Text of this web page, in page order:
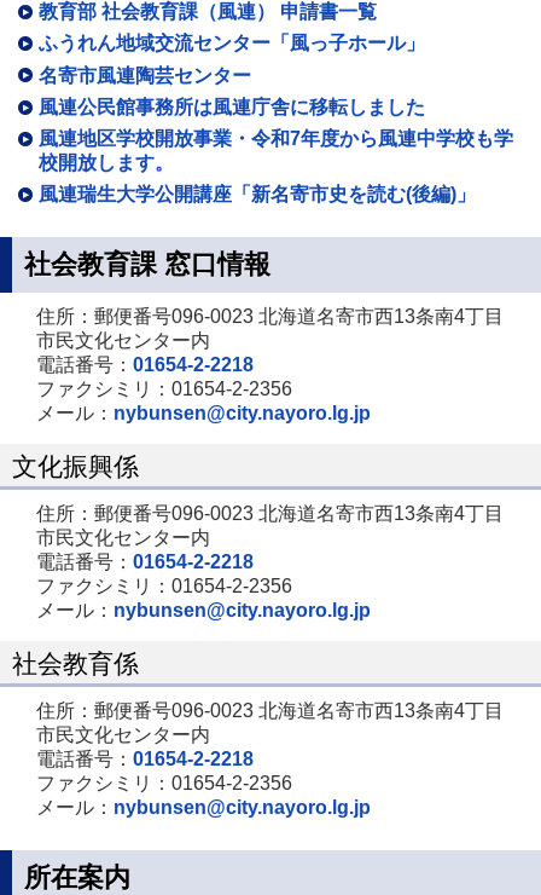
教育部 社会教育課（風連） 申請書一覧
ふうれん地域交流センター「風っ子ホール」
名寄市風連陶芸センター
風連公民館事務所は風連庁舎に移転しました
風連地区学校開放事業・令和7年度から風連中学校も学
校開放します。
風連瑞生大学公開講座「新名寄市史を読む(後編)」
社会教育課 窓口情報
住所：郵便番号096-0023 北海道名寄市西13条南4丁目
市民文化センター内
電話番号： 01654-2-2218
ファクシミリ：01654-2-2356
メール： nybunsen@city.nayoro.lg.jp
文化振興係
住所：郵便番号096-0023 北海道名寄市西13条南4丁目
市民文化センター内
電話番号： 01654-2-2218
ファクシミリ：01654-2-2356
メール： nybunsen@city.nayoro.lg.jp
社会教育係
住所：郵便番号096-0023 北海道名寄市西13条南4丁目
市民文化センター内
電話番号： 01654-2-2218
ファクシミリ：01654-2-2356
メール： nybunsen@city.nayoro.lg.jp
所在案内